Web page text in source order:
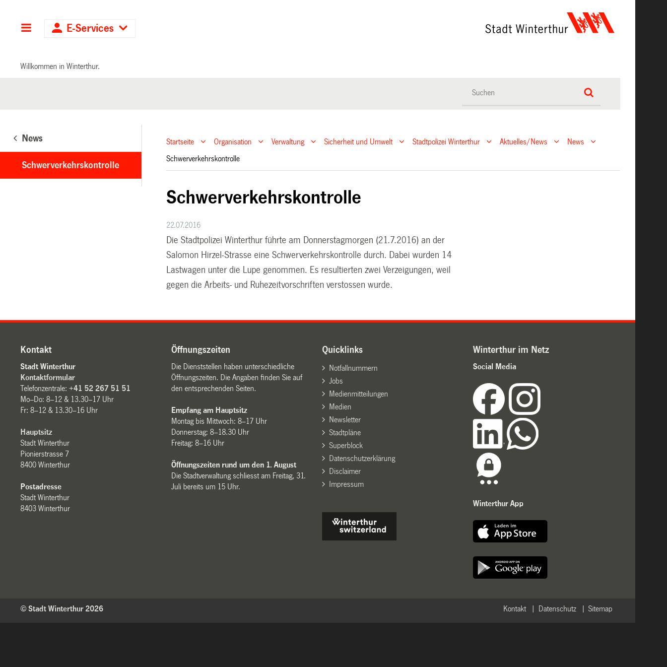
Hauptnavigation
E-Services
Willkommen in Winterthur.
News
Schwerverkehrskontrolle
Startseite Organisation Verwaltung Sicherheit und Umwelt Stadtpolizei Winterthur Aktuelles/News
News
Schwerverkehrskontrolle
Schwerverkehrskontrolle
22.07.2016
Die Stadtpolizei Winterthur führte am Donnerstagmorgen (21.7.2016) an der
Salomon Hirzel-Strasse eine Schwerverkehrskontrolle durch. Dabei wurden 14
Lastwagen unter die Lupe genommen. Es resultierten zwei Verzeigungen, weil
gegen die Arbeits- und Ruhezeitvorschriften verstossen wurde.
Kontakt
Stadt Winterthur
Kontaktformular
Telefonzentrale:+41 52 267 51 51
Mo–Do: 8–12 & 13.30–17 Uhr
Fr: 8–12 & 13.30–16 Uhr
Hauptsitz
Stadt Winterthur
Pionierstrasse 7
8400 Winterthur
Postadresse
Stadt Winterthur
8403 Winterthur
Öffnungszeiten
Die Dienststellen haben unterschiedliche
Öffnungszeiten. Die Angaben finden Sie auf
den entsprechenden Seiten.
Empfang am Hauptsitz
Montag bis Mittwoch: 8–17 Uhr
Donnerstag: 8–18.30 Uhr
Freitag: 8–16 Uhr
Öffnungszeiten rund um den 1. August
Die Stadtverwaltung schliesst am Freitag, 31.
Juli bereits um 15 Uhr.
Quicklinks
Notfallnummern
Jobs
Medienmitteilungen
Medien
Newsletter
Stadtpläne
Superblock
Datenschutzerklärung
Disclaimer
Impressum
Winterthur im Netz
Social Media
Winterthur App
Sitemap
Datenschutz
Kontakt
© Stadt Winterthur 2026